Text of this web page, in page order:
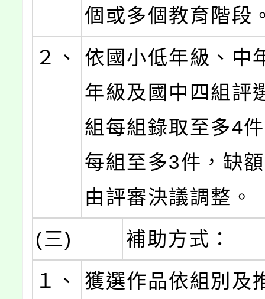
個或多個教育階段
２、
依國小低年級、中
年級及國中四組評
組每組錄取至多4
每組至多3件，缺
由評審決議調整。
(三)
補助方式：
１、
獲選作品依組別及